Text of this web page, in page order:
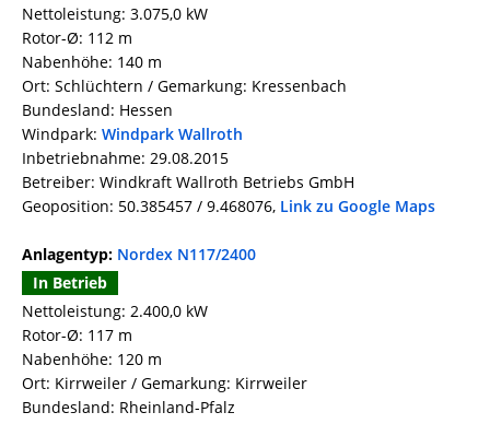
Nettoleistung: 3.075,0 kW
Rotor-Ø: 112 m
Nabenhöhe: 140 m
Ort: Schlüchtern / Gemarkung: Kressenbach
Bundesland: Hessen
Windpark: Windpark Wallroth
Inbetriebnahme: 29.08.2015
Betreiber: Windkraft Wallroth Betriebs GmbH
Geoposition: 50.385457 / 9.468076, Link zu Google Maps
Anlagentyp: Nordex N117/2400
In Betrieb
Nettoleistung: 2.400,0 kW
Rotor-Ø: 117 m
Nabenhöhe: 120 m
Ort: Kirrweiler / Gemarkung: Kirrweiler
Bundesland: Rheinland-Pfalz